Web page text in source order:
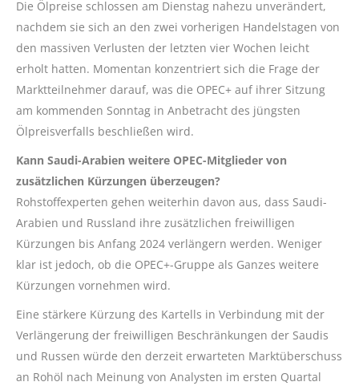
Die Ölpreise schlossen am Dienstag nahezu unverändert,
nachdem sie sich an den zwei vorherigen Handelstagen von
den massiven Verlusten der letzten vier Wochen leicht
erholt hatten. Momentan konzentriert sich die Frage der
Marktteilnehmer darauf, was die OPEC+ auf ihrer Sitzung
am kommenden Sonntag in Anbetracht des jüngsten
Ölpreisverfalls beschließen wird.
Kann Saudi-Arabien weitere OPEC-Mitglieder von
zusätzlichen Kürzungen überzeugen?
Rohstoffexperten gehen weiterhin davon aus, dass Saudi-
Arabien und Russland ihre zusätzlichen freiwilligen
Kürzungen bis Anfang 2024 verlängern werden. Weniger
klar ist jedoch, ob die OPEC+-Gruppe als Ganzes weitere
Kürzungen vornehmen wird.
Eine stärkere Kürzung des Kartells in Verbindung mit der
Verlängerung der freiwilligen Beschränkungen der Saudis
und Russen würde den derzeit erwarteten Marktüberschuss
an Rohöl nach Meinung von Analysten im ersten Quartal